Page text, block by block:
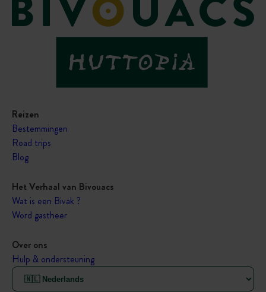
Reizen
Bestemmingen
Road trips
Blog
Het Verhaal van Bivouacs
Wat is een Bivak ?
Word gastheer
Over ons
Hulp & ondersteuning